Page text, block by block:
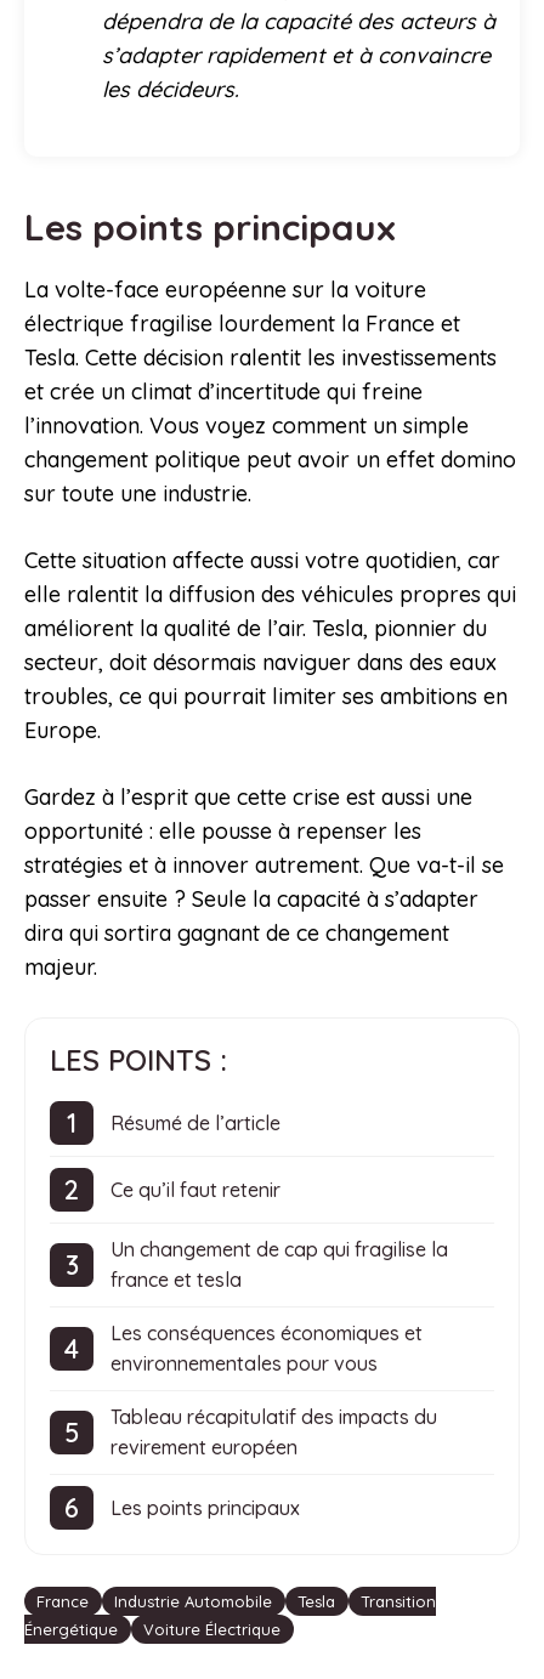
dépendra de la capacité des acteurs à
s’adapter rapidement et à convaincre
les décideurs.
Les points principaux
La volte-face européenne sur la voiture
électrique fragilise lourdement la France et
Tesla. Cette décision ralentit les investissements
et crée un climat d’incertitude qui freine
l’innovation. Vous voyez comment un simple
changement politique peut avoir un effet domino
sur toute une industrie.
Cette situation affecte aussi votre quotidien, car
elle ralentit la diffusion des véhicules propres qui
améliorent la qualité de l’air. Tesla, pionnier du
secteur, doit désormais naviguer dans des eaux
troubles, ce qui pourrait limiter ses ambitions en
Europe.
Gardez à l’esprit que cette crise est aussi une
opportunité : elle pousse à repenser les
stratégies et à innover autrement. Que va-t-il se
passer ensuite ? Seule la capacité à s’adapter
dira qui sortira gagnant de ce changement
majeur.
LES POINTS :
Résumé de l’article
Ce qu’il faut retenir
Un changement de cap qui fragilise la
france et tesla
Les conséquences économiques et
environnementales pour vous
Tableau récapitulatif des impacts du
revirement européen
Les points principaux
Étiquettes
France Industrie Automobile Tesla
Transition
Énergétique
Voiture Électrique